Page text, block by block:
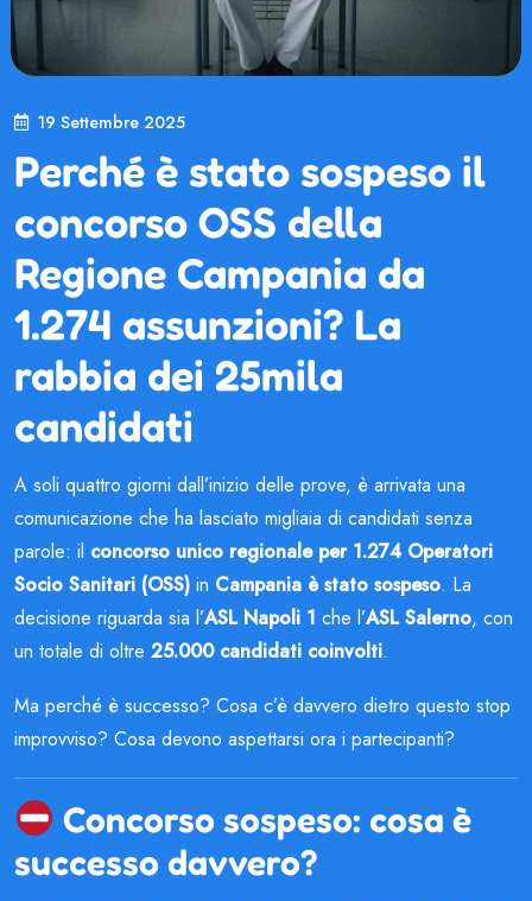
19 Settembre 2025
Perché è stato sospeso il
concorso OSS della
Regione Campania da
1.274 assunzioni? La
rabbia dei 25mila
candidati
A soli quattro giorni dall’inizio delle prove, è arrivata una
comunicazione che ha lasciato migliaia di candidati senza
parole: il concorso unico regionale per 1.274 Operatori
Socio Sanitari (OSS) in Campania è stato sospeso. La
decisione riguarda sia l’ASL Napoli 1 che l’ASL Salerno, con
un totale di oltre 25.000 candidati coinvolti.
Ma perché è successo? Cosa c’è davvero dietro questo stop
improvviso? Cosa devono aspettarsi ora i partecipanti?
Concorso sospeso: cosa è
successo davvero?